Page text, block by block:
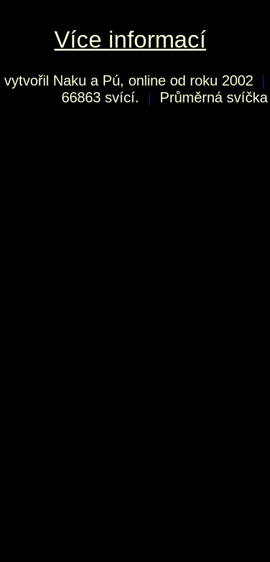
Více informací
vytvořil Naku a Pú, online od roku 2002 |
66863 svící.
| Průměrná